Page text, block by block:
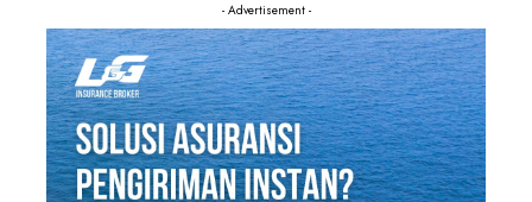
- Advertisement -